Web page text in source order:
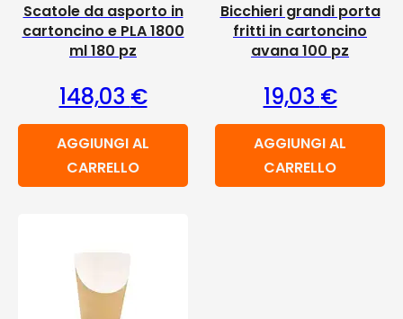
Scatole da asporto in
cartoncino e PLA 1800
ml 180 pz
148,03 €
AGGIUNGI AL
CARRELLO
Bicchieri grandi porta
fritti in cartoncino
avana 100 pz
19,03 €
AGGIUNGI AL
CARRELLO